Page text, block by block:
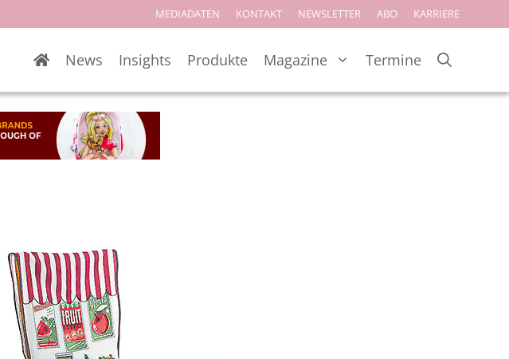
MEDIADATEN KONTAKT NEWSLETTER ABO KARRIERE
News Insights Produkte Magazine Termine